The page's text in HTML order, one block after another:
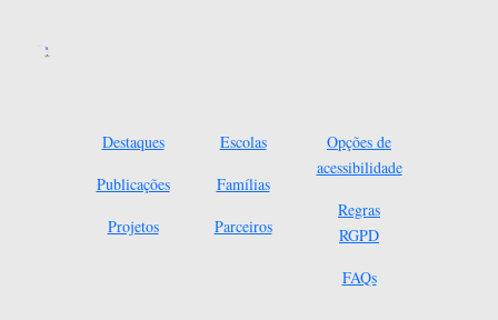
Destaques
Publicações
Projetos
Escolas
Famílias
Parceiros
Opções de
acessibilidade
Regras
RGPD
FAQs